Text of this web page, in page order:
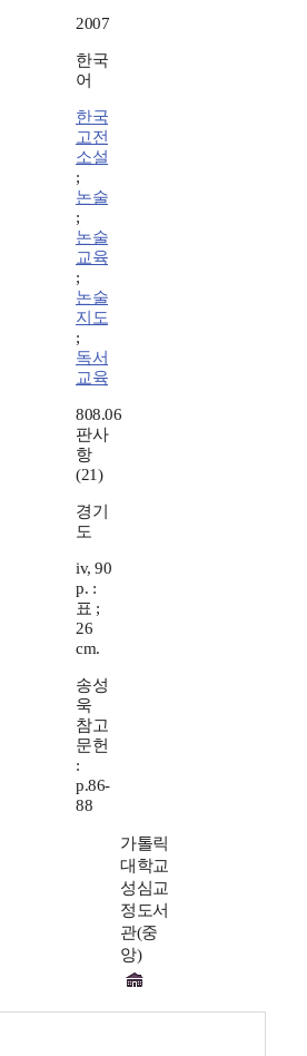
2007
한국
어
한국
고전
소설
;
논술
;
논술
교육
;
논술
지도
;
독서
교육
808.06
판사
항
(21)
경기
도
iv, 90
p. :
표 ;
26
cm.
송성
욱
참고
문헌
:
p.86-
88
가톨릭
대학교
성심교
정도서
관(중
앙)